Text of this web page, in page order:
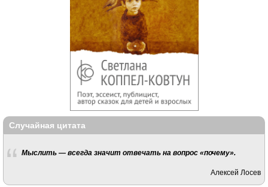
Случайная цитата
Мыслить — всегда значит отвечать на вопрос «почему».
Алексей Лосев